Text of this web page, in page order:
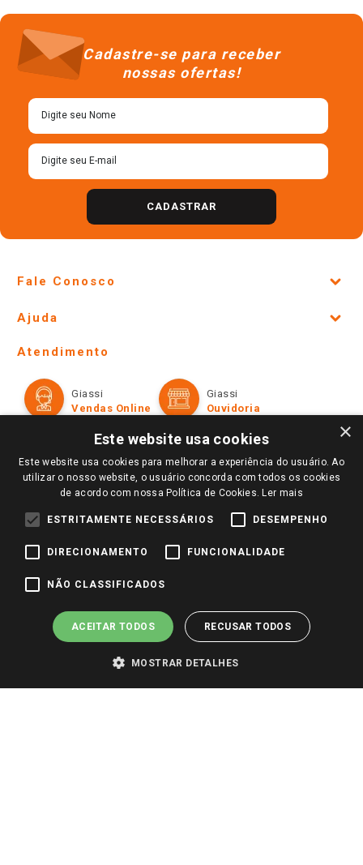
Cadastre-se para receber
nossas ofertas!
CADASTRAR
Fale Conosco
Lojas Físicas e Horários
Ofertas
Televendas
Amigo Giassi
Perguntas frequentes
Ajuda
Formas de Pagamento
Políticas de entrega
Atendimento
Giassi
Vendas Online
Giassi
Ouvidoria
Redes Sociais
×
Este website usa cookies
Este website usa cookies para melhorar a experiência do usuário. Ao
utilizar o nosso website, o usuário concorda com todos os cookies
de acordo com nossa Política de Cookies. Ler mais
ESTRITAMENTE NECESSÁRIOS DESEMPENHO
DIRECIONAMENTO FUNCIONALIDADE
NÃO CLASSIFICADOS
ACEITAR TODOS RECUSAR TODOS
MOSTRAR DETALHES